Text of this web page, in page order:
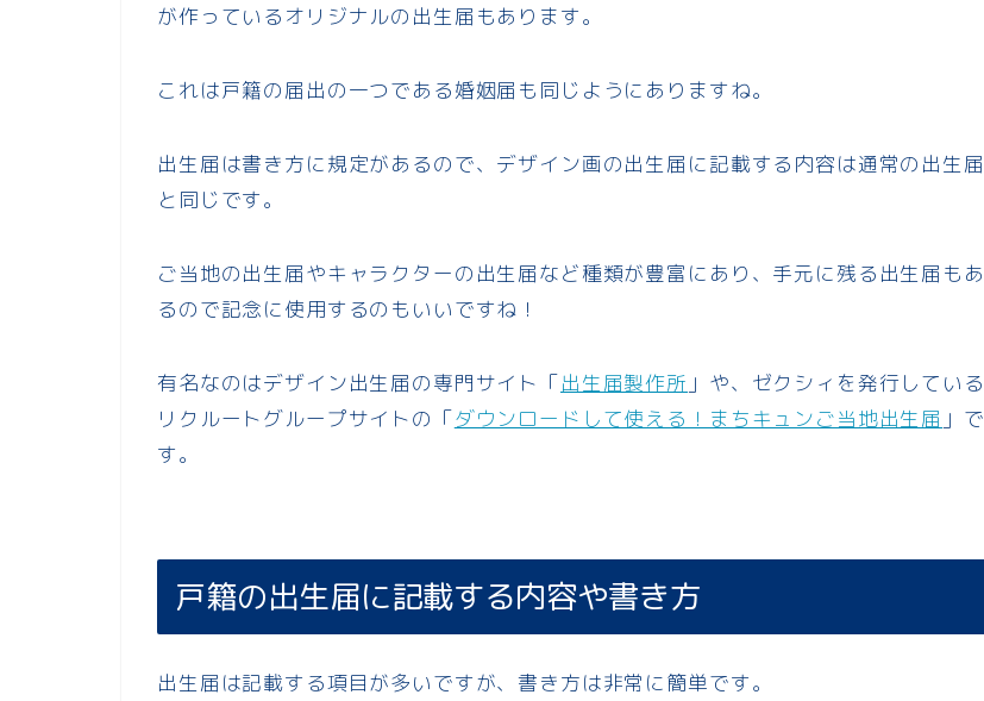
が作っているオリジナルの出生届もあります。
これは戸籍の届出の一つである婚姻届も同じようにありますね。
出生届は書き方に規定があるので、デザイン画の出生届に記載する内容は通常の出生届
と同じです。
ご当地の出生届やキャラクターの出生届など種類が豊富にあり、手元に残る出生届もあ
るので記念に使用するのもいいですね！
有名なのはデザイン出生届の専門サイト「出生届製作所 」や、ゼクシィを発行している
リクルートグループサイトの「ダウンロードして使える！まちキュンご当地出生届 」で
す。
戸籍の出生届に記載する内容や書き方
出生届は記載する項目が多いですが、書き方は非常に簡単です。